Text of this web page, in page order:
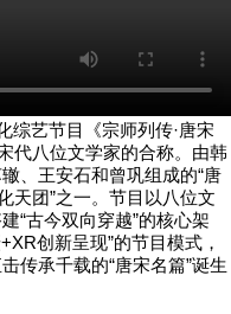
艺节目《宗师列传·唐宋
代八位文学家的合称。由韩
、王安石和曾巩组成的“唐
天团”之一。节目以八位文
“古今双向穿越”的核心架
创新呈现”的节目模式，
传承千载的“唐宋名篇”诞生